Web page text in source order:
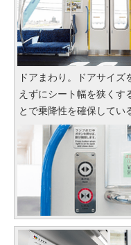
ドアまわり。ドアサイズ
えずにシート幅を狭くす
とで乗降性を確保してい